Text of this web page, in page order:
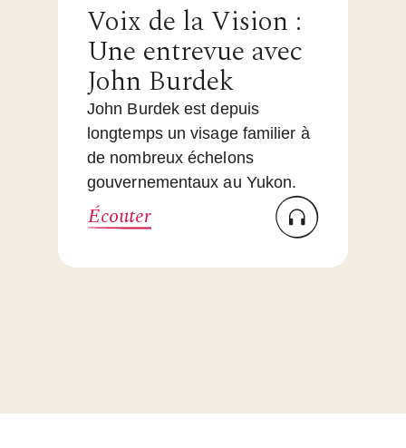
Voix de la Vision :
Une entrevue avec
John Burdek
John Burdek est depuis
longtemps un visage familier à
de nombreux échelons
gouvernementaux au Yukon.
Écouter